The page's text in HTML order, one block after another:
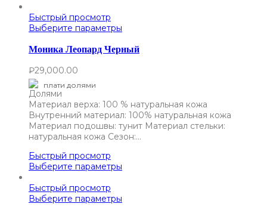
Быстрый просмотр
Выберите параметры
Моника Леопард Черный
₽29,000.00
плати долями
Материал верха: 100 % натуральная кожа
Внутренний материал: 100% натуральная кожа
Материал подошвы: тунит Материал стельки:
натуральная кожа Сезон:…
Быстрый просмотр
Выберите параметры
Быстрый просмотр
Выберите параметры